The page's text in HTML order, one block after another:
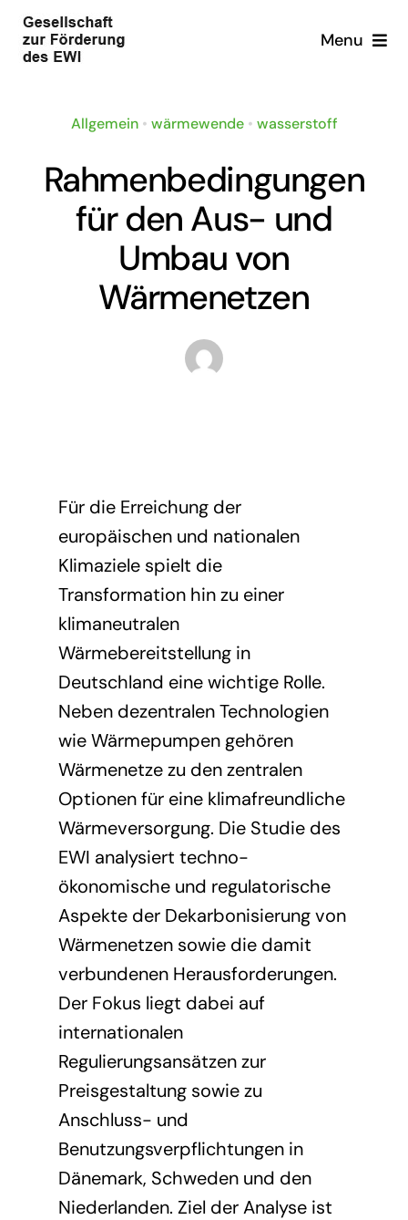
Zum
Inhalt
Menu
Über uns
Advisory Board
Förderinitiativen
Integriertes Strommarktdesign
Wärmewende
Wasserstoff
Publikationsförderung
Integriertes Strommarktdesign
Förderinitiative Wärmewende
Veranstaltungen
Kontakt
Allgemein• wärmewende• wasserstoff
Rahmenbedingungen
für den Aus- und
Umbau von
Wärmenetzen
Für die Erreichung der
europäischen und nationalen
Klimaziele spielt die
Transformation hin zu einer
klimaneutralen
Wärmebereitstellung in
Deutschland eine wichtige Rolle.
Neben dezentralen Technologien
wie Wärmepumpen gehören
Wärmenetze zu den zentralen
Optionen für eine klimafreundliche
Wärmeversorgung. Die Studie des
EWI analysiert techno-
ökonomische und regulatorische
Aspekte der Dekarbonisierung von
Wärmenetzen sowie die damit
verbundenen Herausforderungen.
Der Fokus liegt dabei auf
internationalen
Regulierungsansätzen zur
Preisgestaltung sowie zu
Anschluss- und
Benutzungsverpflichtungen in
Dänemark, Schweden und den
Niederlanden. Ziel der Analyse ist